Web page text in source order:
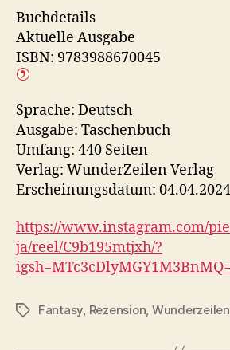
Buchdetails
Aktuelle Ausgabe
ISBN: 9783988670045
Sprache: Deutsch
Ausgabe: Taschenbuch
Umfang: 440 Seiten
Verlag: WunderZeilen Verlag
Erscheinungsdatum: 04.04.2024
https://www.instagram.com/
ja/reel/C9b195mtjxh/?
Schlagwörter
Fantasy, Rezension,